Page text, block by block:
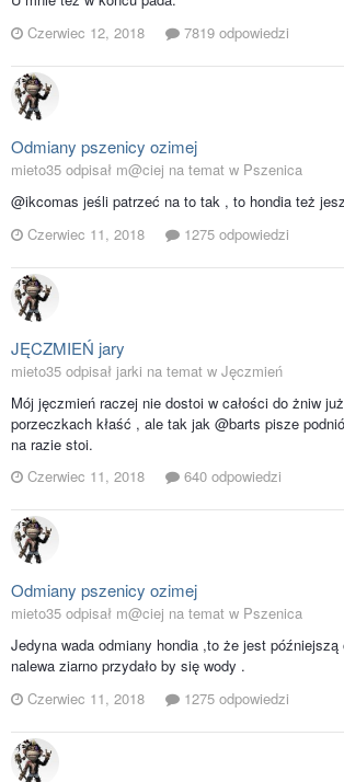
Czerwiec 12, 2018
7819 odpowiedzi
Odmiany pszenicy ozimej
mieto35 odpisał m@ciej na temat w Pszenica
@ikcomas jeśli patrzeć na to tak , to hondia też
Czerwiec 11, 2018
1275 odpowiedzi
JĘCZMIEŃ jary
mieto35 odpisał jarki na temat w Jęczmień
Mój jęczmień raczej nie dostoi w całości do żniw
porzeczkach kłaść , ale tak jak @barts pisze
na razie stoi.
Czerwiec 11, 2018
640 odpowiedzi
Odmiany pszenicy ozimej
mieto35 odpisał m@ciej na temat w Pszenica
Jedyna wada odmiany hondia ,to że jest
nalewa ziarno przydało by się wody .
Czerwiec 11, 2018
1275 odpowiedzi